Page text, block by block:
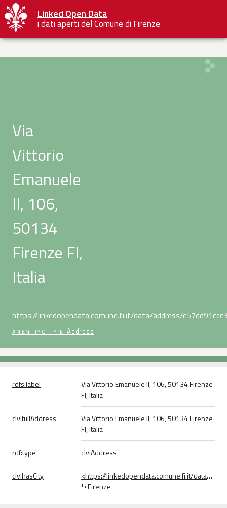
Linked Open Data
i dati aperti del Comune di Firenze
Via
Vittorio
Emanuele
II, 106,
50134
Firenze FI,
Italia
https://linkedopendata.comune.fi.it/data/address/
AN ENTITY OF TYPE: Address
rdfs:label
Via Vittorio Emanuele II, 106, 50134 Firenze
FI, Italia
clv:fullAddress
Via Vittorio Emanuele II, 106, 50134 Firenze
FI, Italia
rdf:type clv:Address
clv:hasCity
<https://linkedopendata.comune.fi.it/data/city/firenze>
Firenze